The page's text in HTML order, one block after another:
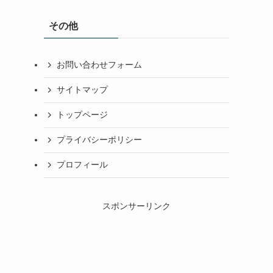
その他
お問い合わせフォーム
サイトマップ
トップページ
プライバシーポリシー
プロフィール
スポンサーリンク